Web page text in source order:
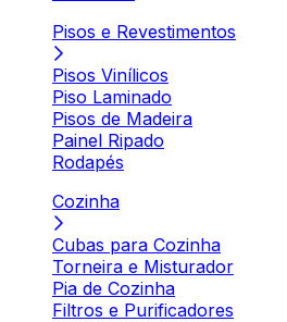
Pisos e Revestimentos
Pisos Vinílicos
Piso Laminado
Pisos de Madeira
Painel Ripado
Rodapés
Cozinha
Cubas para Cozinha
Torneira e Misturador
Pia de Cozinha
Filtros e Purificadores